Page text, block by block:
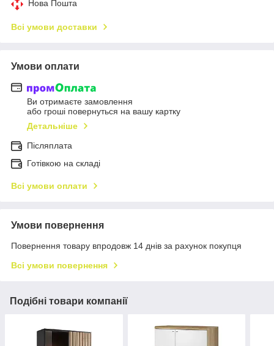
Нова Пошта
Всі умови доставки
Умови оплати
Ви отримаєте замовлення
або гроші повернуться на вашу картку
Детальніше
Післяплата
Готівкою на складі
Всі умови оплати
Умови повернення
Повернення товару впродовж 14 днів за рахунок покупця
Всі умови повернення
Подібні товари компанії